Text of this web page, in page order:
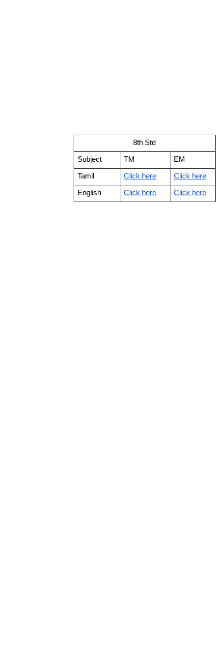
8th Std
Subject TM EM
Tamil Click here Click here
English Click here Click here